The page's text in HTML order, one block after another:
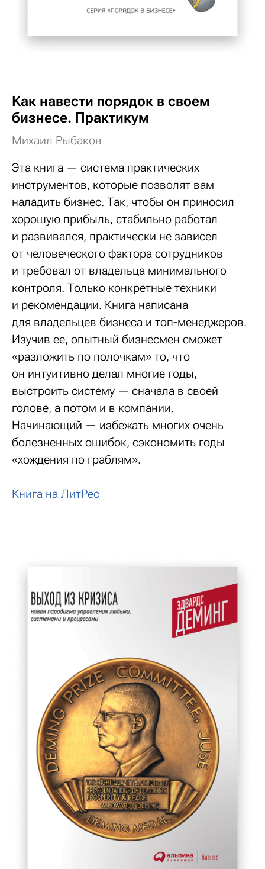
Как навести порядок в своем
бизнесе. Практикум
Михаил Рыбаков
Эта книга — система практических
инструментов, которые позволят вам
наладить бизнес. Так, чтобы он приносил
хорошую прибыль, стабильно работал
и развивался, практически не зависел
от человеческого фактора сотрудников
и требовал от владельца минимального
контроля. Только конкретные техники
и рекомендации. Книга написана
для владельцев бизнеса и топ-менеджеров.
Изучив ее, опытный бизнесмен сможет
«разложить по полочкам» то, что
он интуитивно делал многие годы,
выстроить систему — сначала в своей
голове, а потом и в компании.
Начинающий — избежать многих очень
болезненных ошибок, сэкономить годы
«хождения по граблям».
Книга на ЛитРес